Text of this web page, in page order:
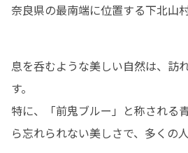
奈良県の最南端に位置する下北山村
息を呑むような美しい自然は、訪
す。
特に、「前鬼ブルー」と称される
ら忘れられない美しさで、多くの